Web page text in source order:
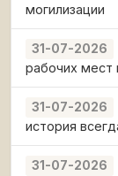
могилизации
31-07-2026
рабочих мест
31-07-2026
история
31-07-2026